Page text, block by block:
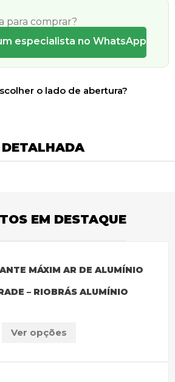
para comprar?
especialista no WhatsApp
o lado de abertura?
EM DESTAQUE
MÁXIM AR DE ALUMÍNIO
– RIOBRÁS ALUMÍNIO
Ver opções